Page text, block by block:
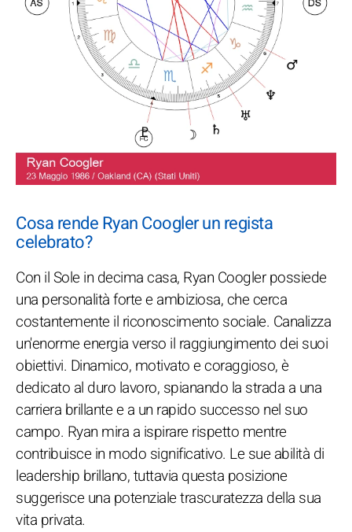
Cosa rende Ryan Coogler un regista
celebrato?
Con il Sole in decima casa, Ryan Coogler possiede
una personalità forte e ambiziosa, che cerca
costantemente il riconoscimento sociale. Canalizza
un'enorme energia verso il raggiungimento dei suoi
obiettivi. Dinamico, motivato e coraggioso, è
dedicato al duro lavoro, spianando la strada a una
carriera brillante e a un rapido successo nel suo
campo. Ryan mira a ispirare rispetto mentre
contribuisce in modo significativo. Le sue abilità di
leadership brillano, tuttavia questa posizione
suggerisce una potenziale trascuratezza della sua
vita privata.